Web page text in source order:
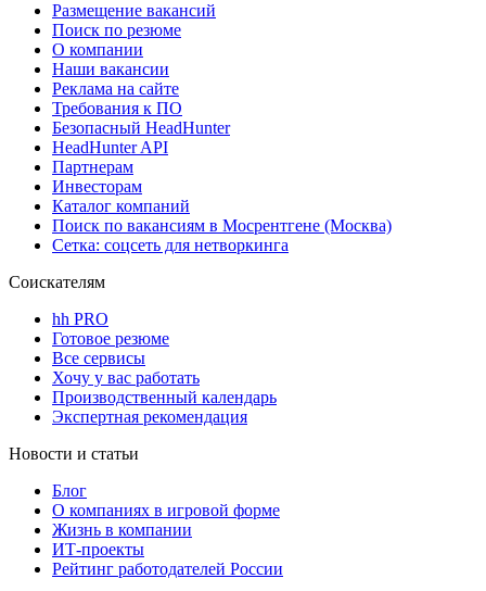
Размещение вакансий
Поиск по резюме
О компании
Наши вакансии
Реклама на сайте
Требования к ПО
Безопасный HeadHunter
HeadHunter API
Партнерам
Инвесторам
Каталог компаний
Поиск по вакансиям в Мосрентгене (Москва)
Сетка: соцсеть для нетворкинга
Соискателям
hh PRO
Готовое резюме
Все сервисы
Хочу у вас работать
Производственный календарь
Экспертная рекомендация
Новости и статьи
Блог
О компаниях в игровой форме
Жизнь в компании
ИТ-проекты
Рейтинг работодателей России